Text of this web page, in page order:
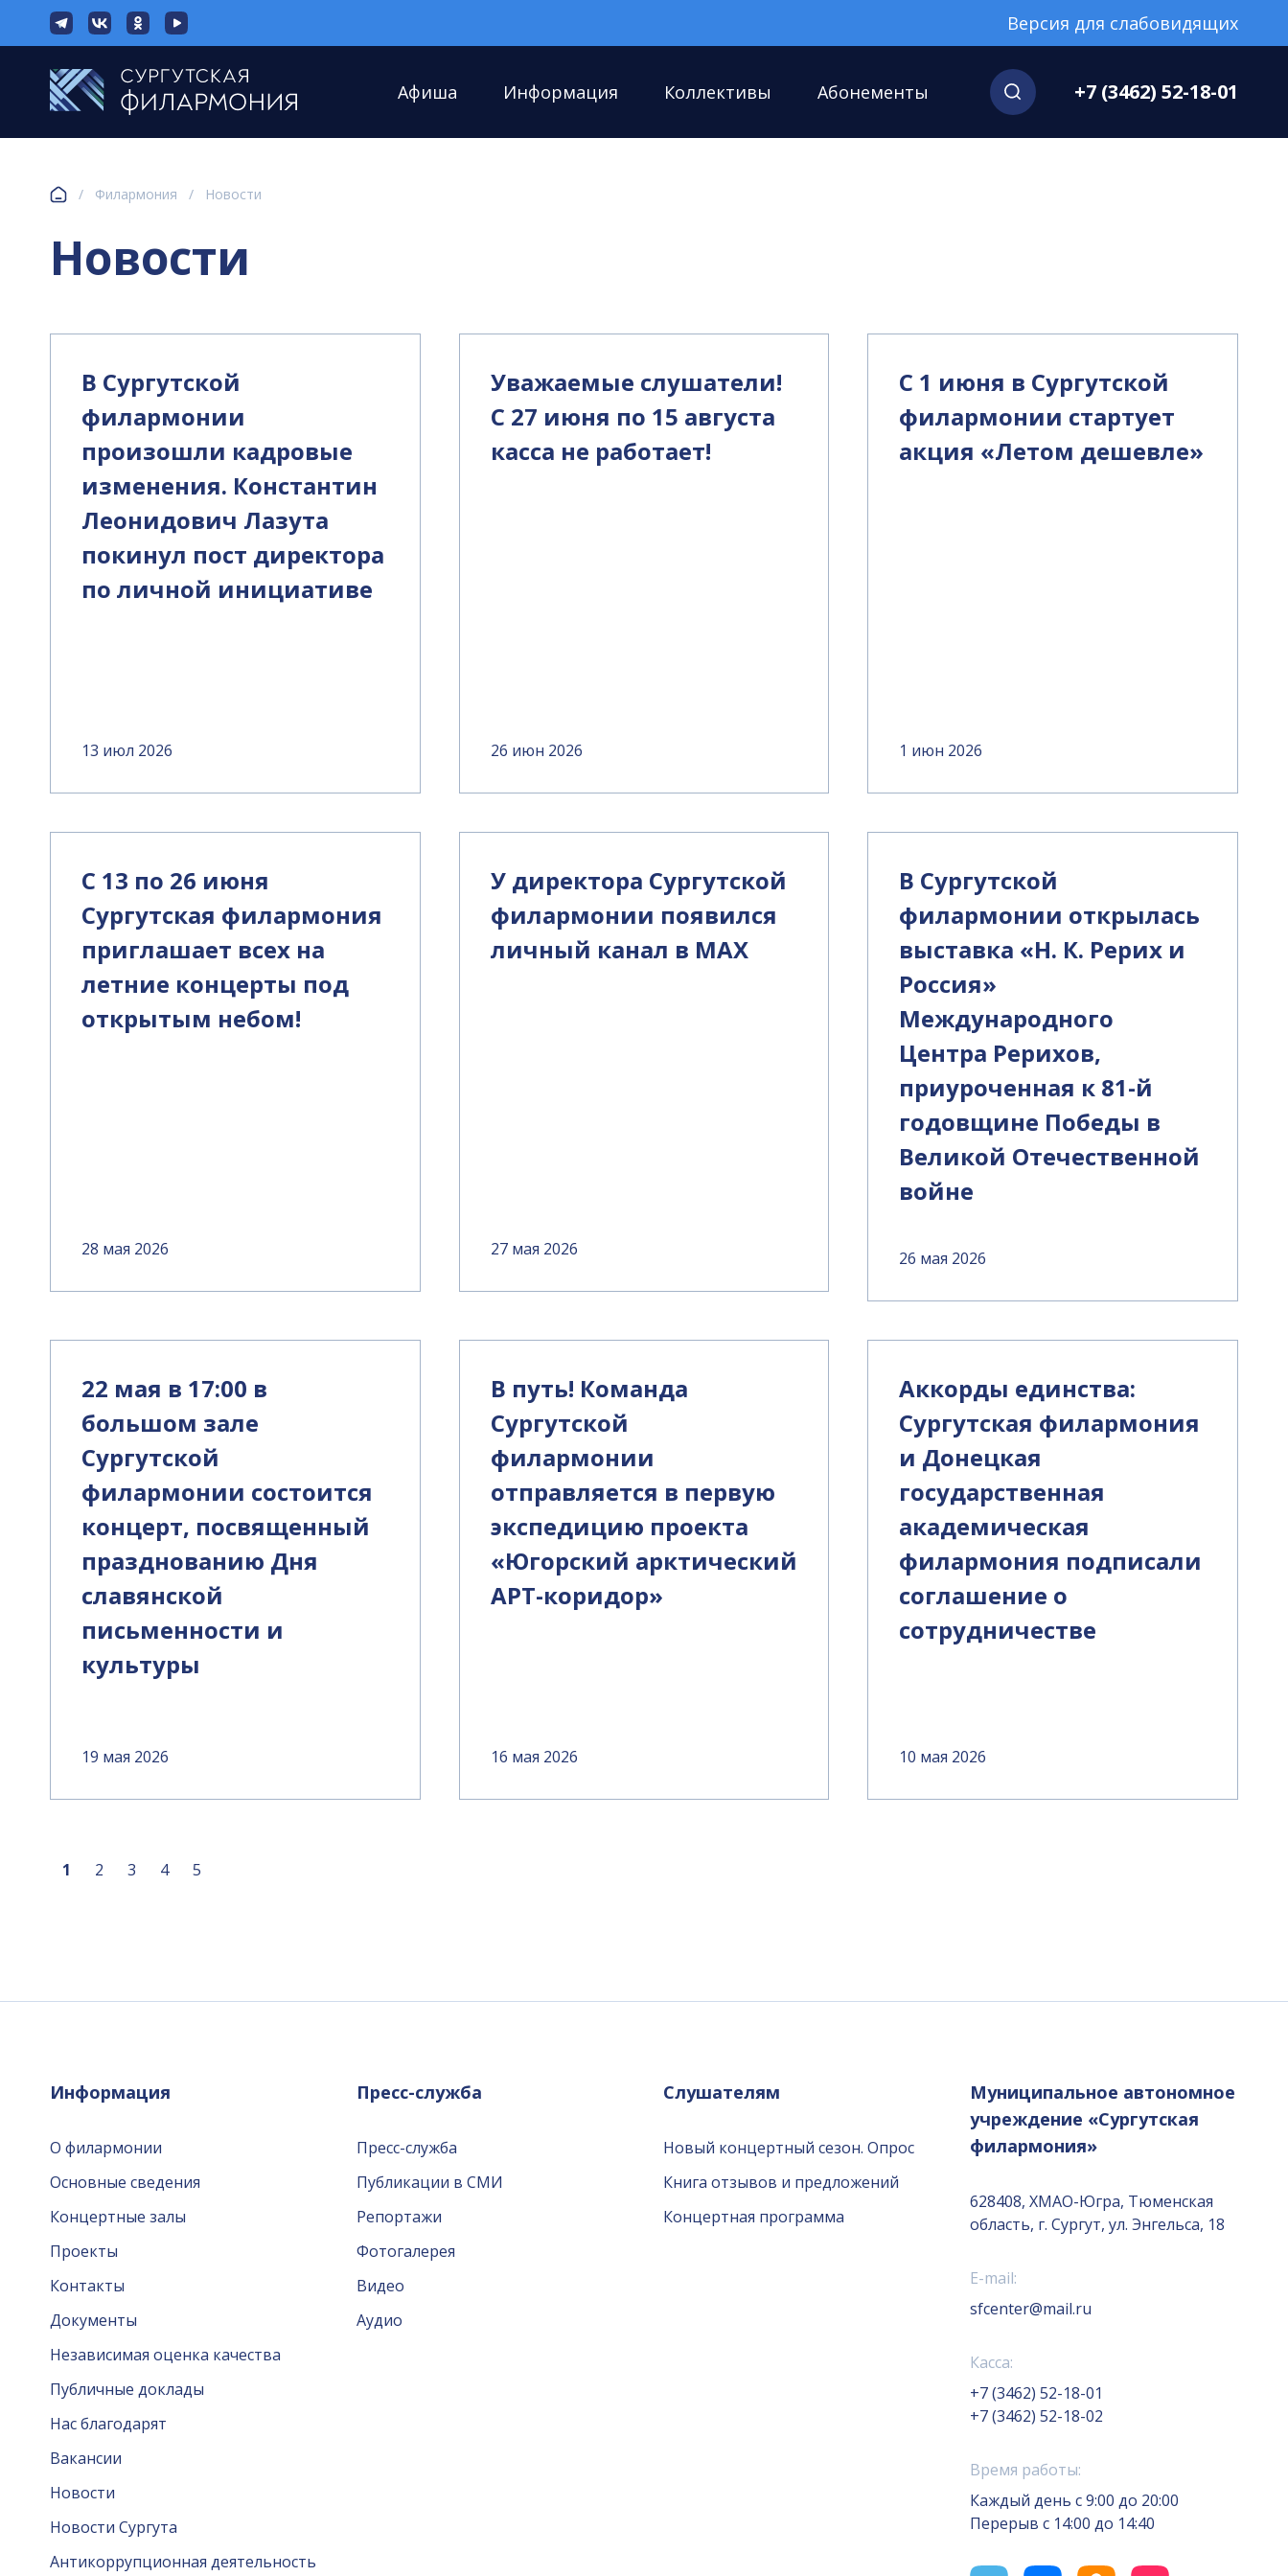
Версия для слабовидящих
Афиша Информация Коллективы Абонементы +7 (3462) 52-18-01
/ Филармония / Новости
Новости
В Сургутской
филармонии
произошли кадровые
изменения. Константин
Леонидович Лазута
покинул пост директора
по личной инициативе
13 июл 2026
Уважаемые слушатели!
С 27 июня по 15 августа
касса не работает!
26 июн 2026
С 1 июня в Сургутской
филармонии стартует
акция «Летом дешевле»
1 июн 2026
С 13 по 26 июня
Сургутская филармония
приглашает всех на
летние концерты под
открытым небом!
28 мая 2026
У директора Сургутской
филармонии появился
личный канал в MAX
27 мая 2026
В Сургутской
филармонии открылась
выставка «Н. К. Рерих и
Россия»
Международного
Центра Рерихов,
приуроченная к 81-й
годовщине Победы в
Великой Отечественной
войне
26 мая 2026
22 мая в 17:00 в
большом зале
Сургутской
филармонии состоится
концерт, посвященный
празднованию Дня
славянской
письменности и
культуры
19 мая 2026
В путь! Команда
Сургутской
филармонии
отправляется в первую
экспедицию проекта
«Югорский арктический
АРТ-коридор»
16 мая 2026
Аккорды единства:
Сургутская филармония
и Донецкая
государственная
академическая
филармония подписали
соглашение о
сотрудничестве
10 мая 2026
1 2 3 4 5
Информация
О филармонии
Основные сведения
Концертные залы
Проекты
Контакты
Документы
Независимая оценка качества
Публичные доклады
Нас благодарят
Вакансии
Новости
Новости Сургута
Антикоррупционная деятельность
Пресс-служба
Пресс-служба
Публикации в СМИ
Репортажи
Фотогалерея
Видео
Аудио
Слушателям
Новый концертный сезон. Опрос
Книга отзывов и предложений
Концертная программа
Муниципальное автономное
учреждение «Сургутская
филармония»
628408, ХМАО-Югра, Тюменская
область, г. Сургут, ул. Энгельса, 18
E-mail:
sfcenter@mail.ru
Касса:
+7 (3462) 52-18-01
+7 (3462) 52-18-02
Время работы:
Каждый день с 9:00 до 20:00
Перерыв с 14:00 до 14:40